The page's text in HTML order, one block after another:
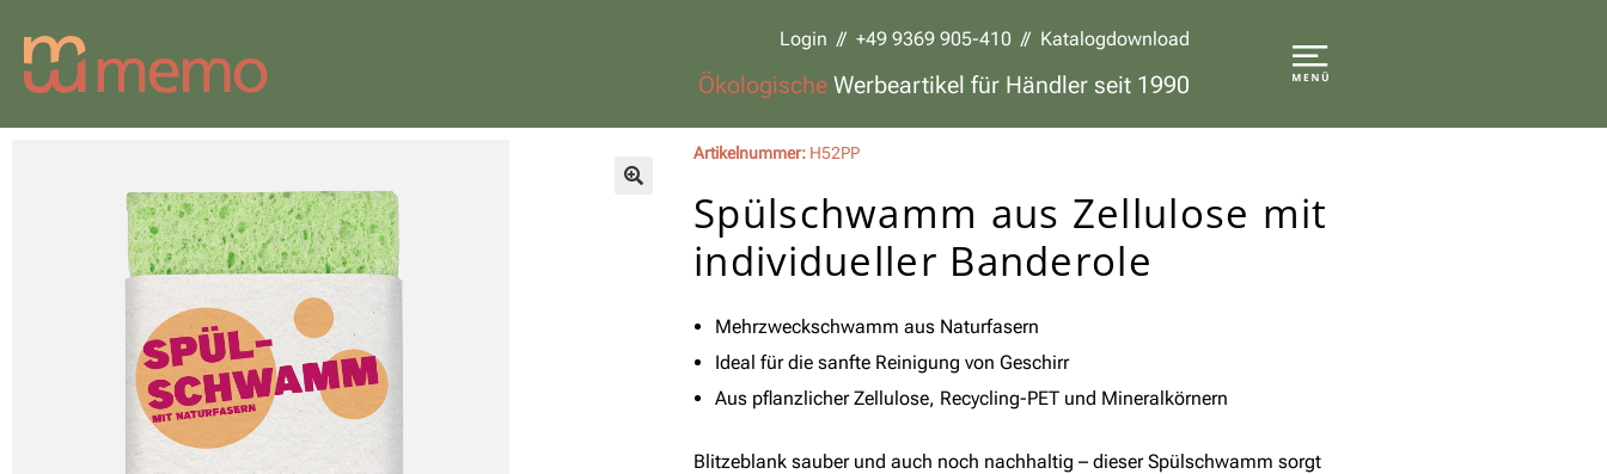
Login // +49 9369 905-410 // Katalogdownload
ÖkologischeWerbeartikel für Händler seit 1990
Artikelnummer: H52PP
Spülschwamm aus Zellulose mit
individueller Banderole
Mehrzweckschwamm aus Naturfasern
Ideal für die sanfte Reinigung von Geschirr
Aus pflanzlicher Zellulose, Recycling-PET und Mineralkörnern
Blitzeblank sauber und auch noch nachhaltig – dieser Spülschwamm sorgt